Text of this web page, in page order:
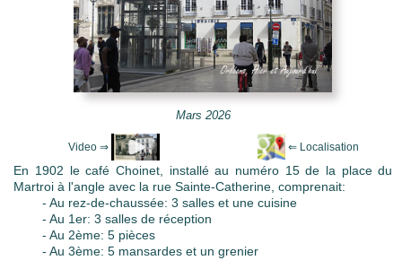
Mars 2026
En 1902 le café Choinet, installé au numéro 15 de la place du
Martroi à l'angle avec la rue Sainte-Catherine, comprenait:
- Au rez-de-chaussée: 3 salles et une cuisine
- Au 1er: 3 salles de réception
- Au 2ème: 5 pièces
- Au 3ème: 5 mansardes et un grenier